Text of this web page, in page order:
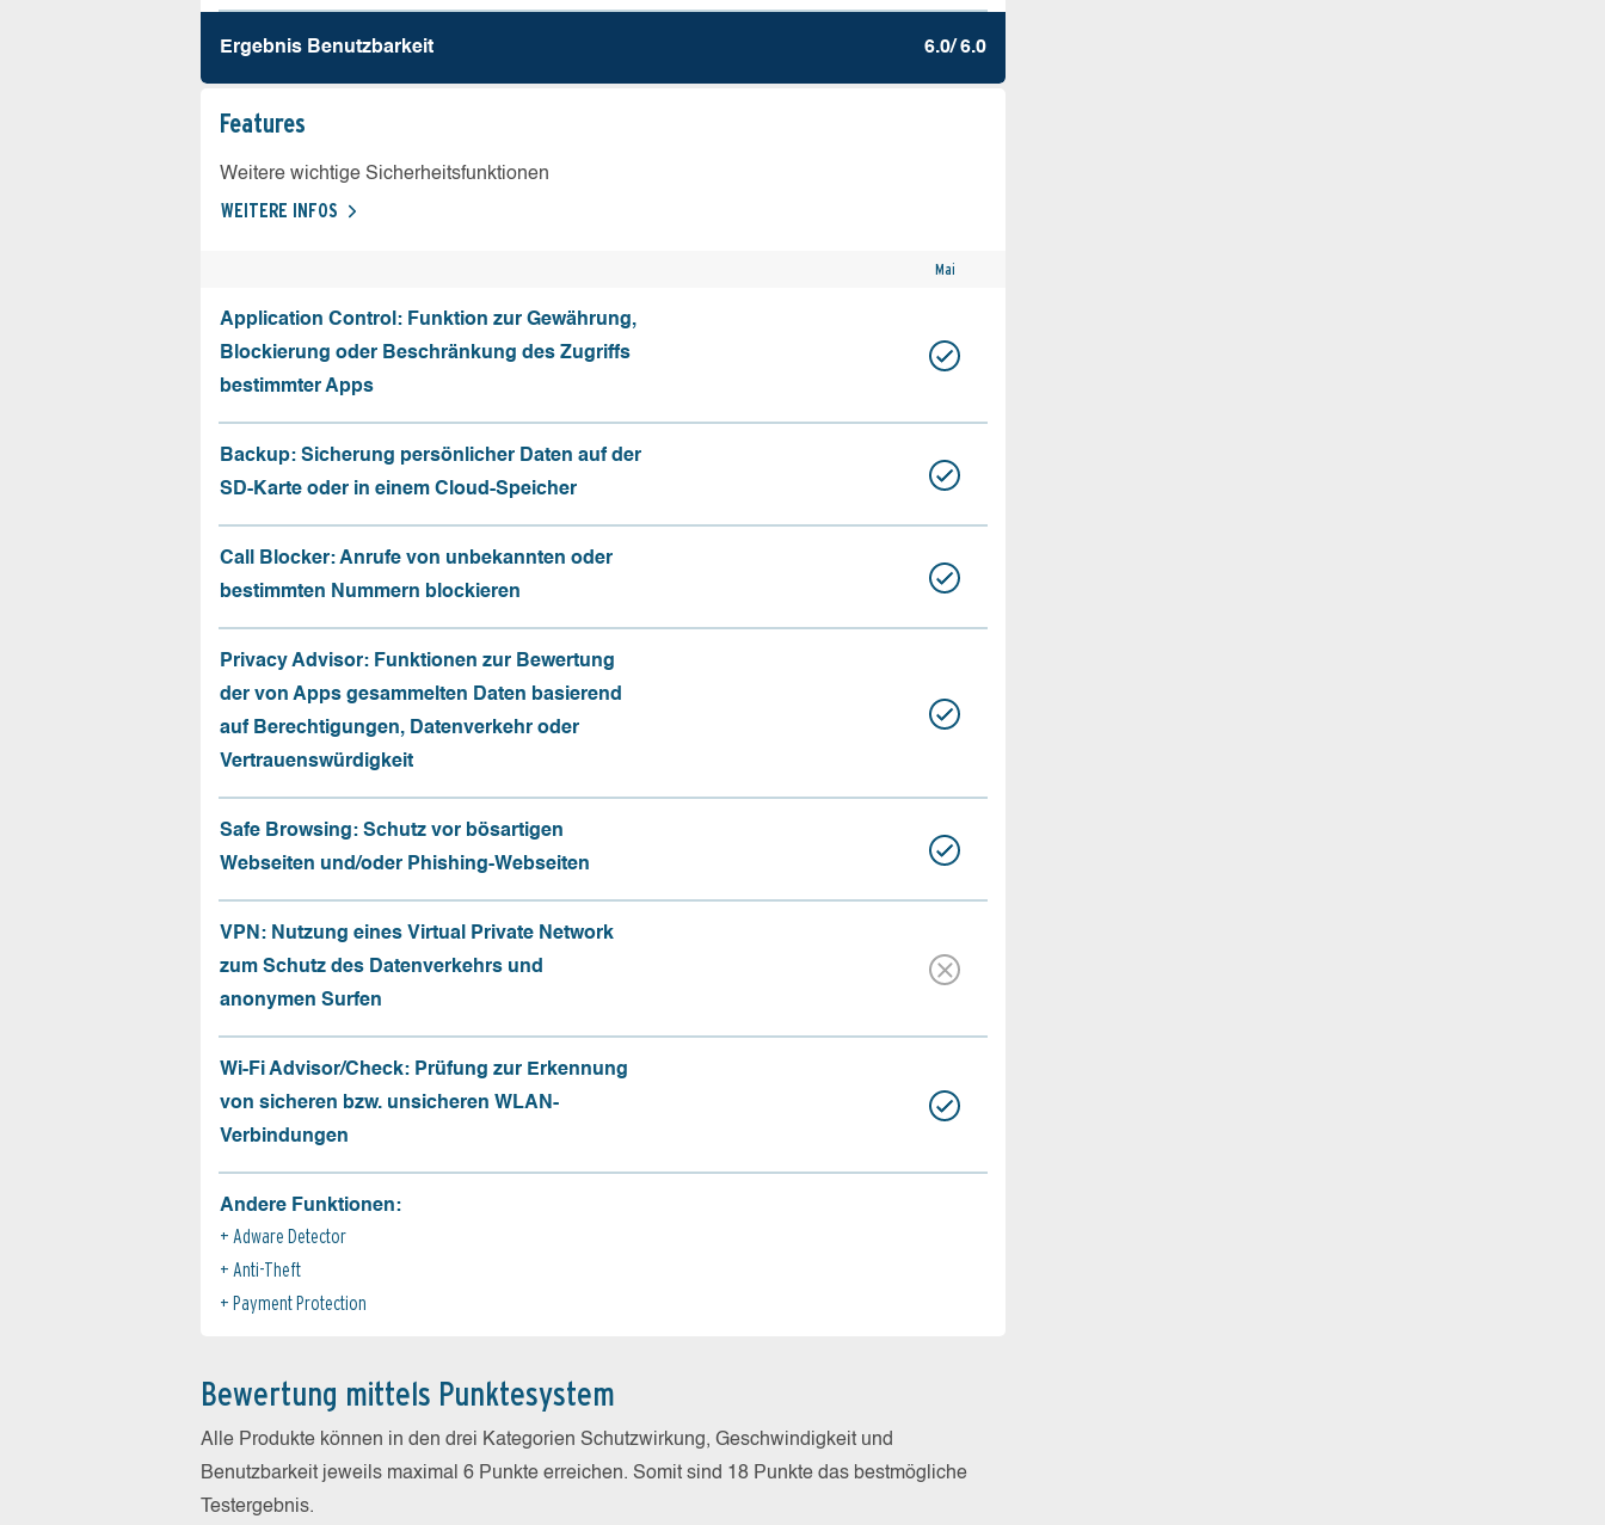
Ergebnis Benutz­barkeit 6.0/ 6.0
Features
Weitere wichtige Sicherheitsfunktionen
WEITERE INFOS
Mai
Application Control: Funktion zur Gewährung,
Blockierung oder Beschränkung des Zugriffs
bestimmter Apps
Backup: Sicherung persönlicher Daten auf der
SD-Karte oder in einem Cloud-Speicher
Call Blocker: Anrufe von unbekannten oder
bestimmten Nummern blockieren
Privacy Advisor: Funktionen zur Bewertung
der von Apps gesammelten Daten basierend
auf Berechtigungen, Datenverkehr oder
Vertrauenswürdigkeit
Safe Browsing: Schutz vor bösartigen
Webseiten und/oder Phishing-Webseiten
VPN: Nutzung eines Virtual Private Network
zum Schutz des Datenverkehrs und
anonymen Surfen
Wi-Fi Advisor/Check: Prüfung zur Erkennung
von sicheren bzw. unsicheren WLAN-
Verbindungen
Andere Funktionen:
Adware Detector
Anti-Theft
Payment Protection
Bewertung mittels Punktesystem
Alle Produkte können in den drei Kategorien Schutzwirkung, Geschwindigkeit und
Benutzbarkeit jeweils maximal 6 Punkte erreichen. Somit sind 18 Punkte das bestmögliche
Testergebnis.